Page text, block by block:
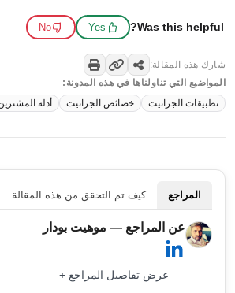
Was this helpful?
Yes
No
شارك هذه المقالة:
المواضيع التي تناولناها في هذه المدونة:
تطبيقات الجرانيت
خصائص الجرانيت أدلة
المراجع كيف تم التحقق من هذه المقالة
عن المراجع — موهيت بودار
عرض تفاصيل المراجع +